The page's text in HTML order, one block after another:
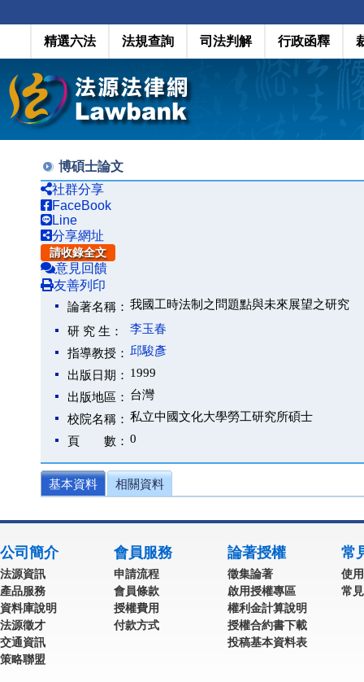
精選六法 法規查詢 司法判解 行政函釋
博碩士論文
社群分享
FaceBook
Line
分享網址
請收錄全文
意見回饋
友善列印
論著名稱： 我國工時法制之問題點與未來展望之研究
研 究 生：
李玉春
指導教授： 邱駿彥
出版日期： 1999
出版地區： 台灣
校院名稱： 私立中國文化大學勞工研究所碩士
頁 數： 0
基本資料 相關資料
公司簡介
法源資訊
產品服務
資料庫說明
法源徵才
交通資訊
策略聯盟
會員服務
申請流程
會員條款
授權費用
付款方式
論著授權
徵集論著
啟用授權專區
權利金計算說明
授權合約書下載
投稿基本資料表
常
使
常